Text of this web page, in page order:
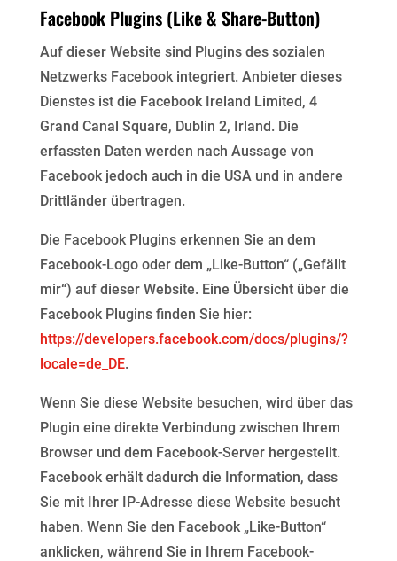
Facebook Plugins (Like & Share-Button)
Auf dieser Website sind Plugins des sozialen
Netzwerks Facebook integriert. Anbieter dieses
Dienstes ist die Facebook Ireland Limited, 4
Grand Canal Square, Dublin 2, Irland. Die
erfassten Daten werden nach Aussage von
Facebook jedoch auch in die USA und in andere
Drittländer übertragen.
Die Facebook Plugins erkennen Sie an dem
Facebook-Logo oder dem „Like-Button“ („Gefällt
mir“) auf dieser Website. Eine Übersicht über die
Facebook Plugins finden Sie hier:
https://developers.facebook.com/docs/plugins/?
locale=de_DE.
Wenn Sie diese Website besuchen, wird über das
Plugin eine direkte Verbindung zwischen Ihrem
Browser und dem Facebook-Server hergestellt.
Facebook erhält dadurch die Information, dass
Sie mit Ihrer IP-Adresse diese Website besucht
haben. Wenn Sie den Facebook „Like-Button“
anklicken, während Sie in Ihrem Facebook-